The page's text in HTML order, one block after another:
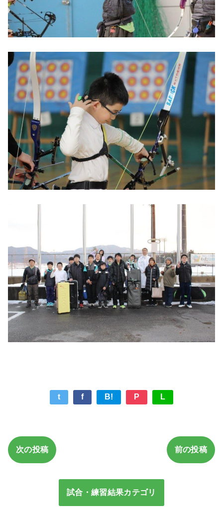
t f B! P L
次の投稿 前の投稿
試合・練習結果カテゴリ